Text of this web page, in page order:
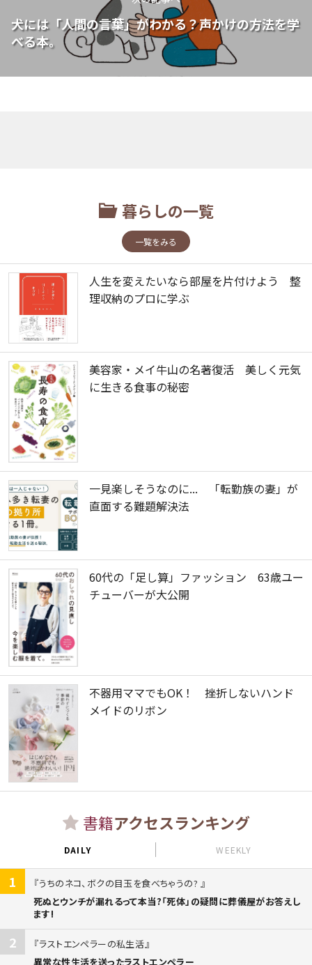
犬には「人間の言葉」がわかる？声かけの方法を学
べる本。
暮らしの一覧
一覧をみる
人生を変えたいなら部屋を片付けよう 整
理収納のプロに学ぶ
美容家・メイ牛山の名著復活 美しく元気
に生きる食事の秘密
一見楽しそうなのに... 「転勤族の妻」が
直面する難題解決法
60代の「足し算」ファッション 63歳ユー
チューバーが大公開
不器用ママでもOK！ 挫折しないハンド
メイドのリボン
書籍アクセスランキング
DAILY WEEKLY
1
うちのネコ、ボクの目玉を食べちゃうの?
死ぬとウンチが漏れるって本当?「死体」の疑問に葬儀屋がお答えし
ます!
2
ラストエンペラーの私生活
異常な性生活を送ったラストエンペラー